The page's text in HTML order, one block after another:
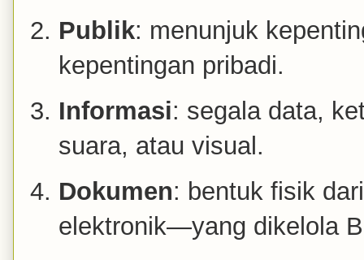
Publik: menunjuk
kepentingan pribadi.
Informasi: segala data,
suara, atau visual.
Dokumen: bentuk fisik
elektronik—yang dikelola